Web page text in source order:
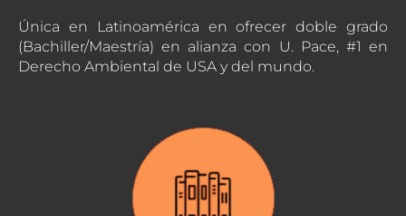
Única en Latinoamérica en ofrecer doble grado
(Bachiller/Maestría) en alianza con U. Pace, #1 en
Derecho Ambiental de USA y del mundo.